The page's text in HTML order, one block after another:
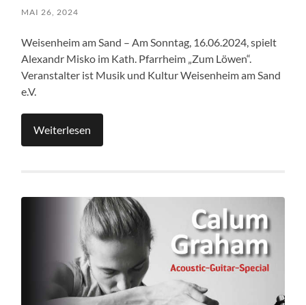
MAI 26, 2024
Weisenheim am Sand – Am Sonntag, 16.06.2024, spielt
Alexandr Misko im Kath. Pfarrheim „Zum Löwen“.
Veranstalter ist Musik und Kultur Weisenheim am Sand
e.V.
Weiterlesen